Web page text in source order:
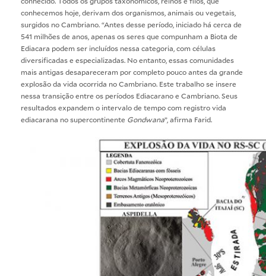
conhecemos hoje, derivam dos organismos, animais ou vegetais,
surgidos no Cambriano. “Antes desse período, iniciado há cerca de
541 milhões de anos, apenas os seres que compunham a Biota de
Ediacara podem ser incluídos nessa categoria, com células
diversificadas e especializadas. No entanto, essas comunidades
mais antigas desapareceram por completo pouco antes da grande
explosão da vida ocorrida no Cambriano. Este trabalho se insere
nessa transição entre os períodos Ediacarano e Cambriano. Seus
resultados expandem o intervalo de tempo com registro vida
ediacarana no supercontinente Gondwana”, afirma Farid.